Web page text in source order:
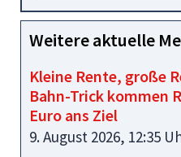
Weitere aktuelle
Kleine Rente, große
Bahn-Trick kommen
Euro ans Ziel
9. August 2026, 12:35